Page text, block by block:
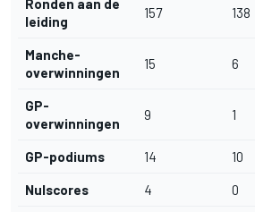
leiding
157 138
Manche-
overwinningen
15 6
GP-
overwinningen
9 1
GP-podiums 14 10
Nulscores 4 0